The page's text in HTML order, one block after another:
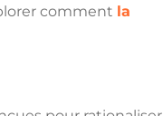
comment la